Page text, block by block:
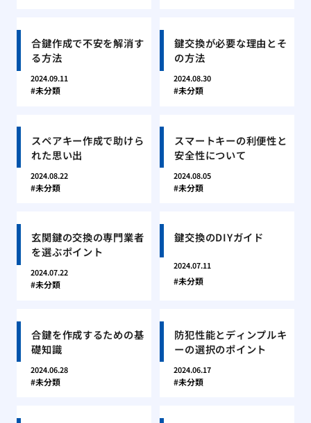
合鍵作成で不安を解消す
る方法
2024.09.11
未分類
鍵交換が必要な理由とそ
の方法
2024.08.30
未分類
スペアキー作成で助けら
れた思い出
2024.08.22
未分類
スマートキーの利便性と
安全性について
2024.08.05
未分類
玄関鍵の交換の専門業者
を選ぶポイント
2024.07.22
未分類
鍵交換のDIYガイド
2024.07.11
未分類
合鍵を作成するための基
礎知識
2024.06.28
未分類
防犯性能とディンプルキ
ーの選択のポイント
2024.06.17
未分類